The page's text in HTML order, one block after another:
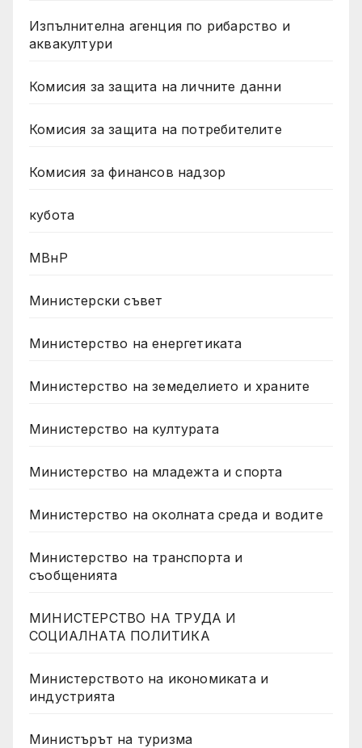
Изпълнителна агенция по рибарство и
аквакултури
Комисия за защита на личните данни
Комисия за защита на потребителите
Комисия за финансов надзор
кубота
МВнР
Министерски съвет
Министерство на енергетиката
Министерство на земеделието и храните
Министерство на културата
Министерство на младежта и спорта
Министерство на околната среда и водите
Министерство на транспорта и
съобщенията
МИНИСТЕРСТВО НА ТРУДА И
СОЦИАЛНАТА ПОЛИТИКА
Министерството на икономиката и
индустрията
Министърът на туризма